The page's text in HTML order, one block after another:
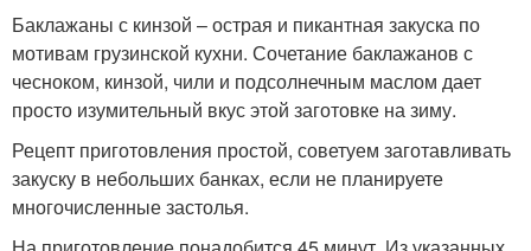
Баклажаны с кинзой – острая и пикантная закуска по
мотивам грузинской кухни. Сочетание баклажанов с
чесноком, кинзой, чили и подсолнечным маслом дает
просто изумительный вкус этой заготовке на зиму.
Рецепт приготовления простой, советуем заготавливать
закуску в небольших банках, если не планируете
многочисленные застолья.